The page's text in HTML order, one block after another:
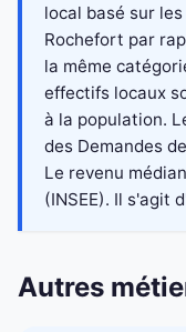
local basé sur
Rochefort par
la même
effectifs locaux
à la population.
des Demandes
Le revenu
(INSEE). Il s'agit
Autres